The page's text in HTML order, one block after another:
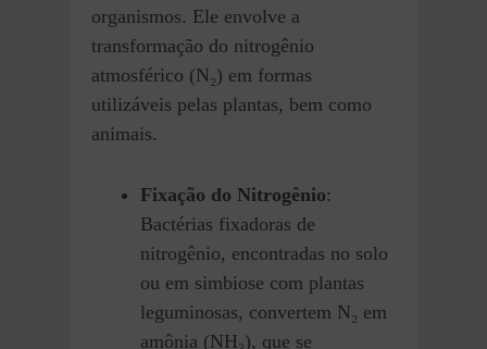
organismos. Ele envolve a
transformação do nitrogênio
atmosférico (N₂) em formas
utilizáveis pelas plantas, bem como
animais.
Fixação do Nitrogênio:
Bactérias fixadoras de
nitrogênio, encontradas no solo
ou em simbiose com plantas
leguminosas, convertem N₂ em
amônia (NH₃), que se